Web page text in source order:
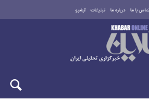
با ما درباره ما تبلیغات آرشیو